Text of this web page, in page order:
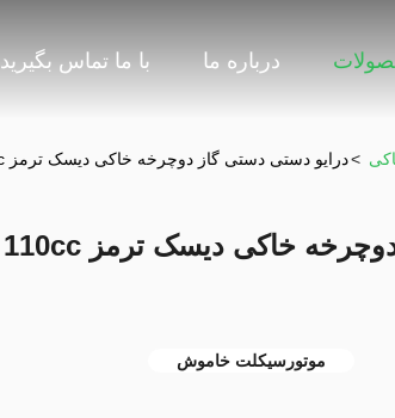
درباره ما با ما تماس بگیرید
>درایو دستی دستی گاز دوچرخه خاکی دیسک ترمز 110cc 125cc با شاخ
درایو دستی دستی گاز دوچرخه خاکی دیسک ترمز 110cc
موتورسیکلت خاموش